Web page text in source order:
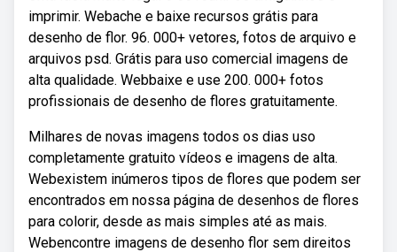
imprimir. Webache e baixe recursos grátis para
desenho de flor. 96. 000+ vetores, fotos de arquivo e
arquivos psd. Grátis para uso comercial imagens de
alta qualidade. Webbaixe e use 200. 000+ fotos
profissionais de desenho de flores gratuitamente.
Milhares de novas imagens todos os dias uso
completamente gratuito vídeos e imagens de alta.
Webexistem inúmeros tipos de flores que podem ser
encontrados em nossa página de desenhos de flores
para colorir, desde as mais simples até as mais.
Webencontre imagens de desenho flor sem direitos